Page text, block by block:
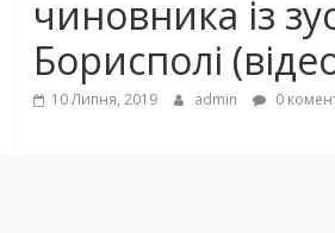
чиновника із
Борисполі
10 Липня, 2019 admin 0